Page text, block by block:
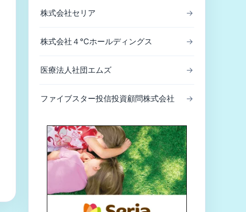
株式会社セリア →
株式会社４℃ホールディングス →
医療法人社団エムズ →
ファイブスター投信投資顧問株式会社 →